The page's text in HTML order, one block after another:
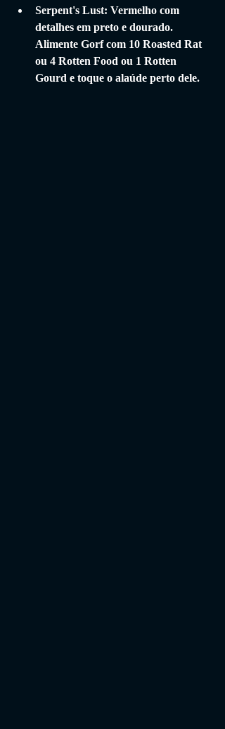
Serpent's Lust: Vermelho com
detalhes em preto e dourado.
Alimente Gorf com 10 Roasted Rat
ou 4 Rotten Food ou 1 Rotten
Gourd e toque o alaúde perto dele.